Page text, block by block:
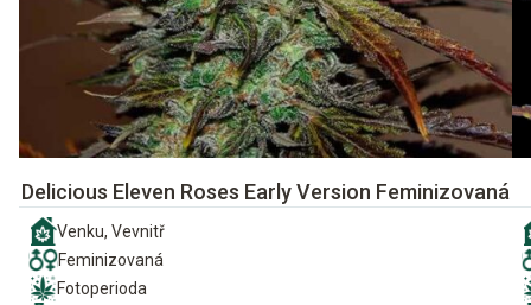
Delicious Eleven Roses Early Version Feminizovaná
Venku, Vevnitř
Feminizovaná
Fotoperioda